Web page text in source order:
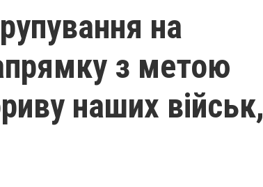
на
з метою
наших військ,